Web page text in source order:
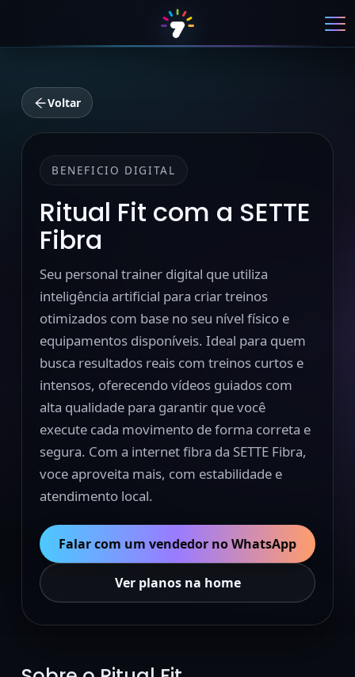
Voltar
BENEFICIO DIGITAL
Ritual Fit com a SETTE
Fibra
Seu personal trainer digital que utiliza
inteligência artificial para criar treinos
otimizados com base no seu nível físico e
equipamentos disponíveis. Ideal para quem
busca resultados reais com treinos curtos e
intensos, oferecendo vídeos guiados com
alta qualidade para garantir que você
execute cada movimento de forma correta e
segura. Com a internet fibra da SETTE Fibra,
voce aproveita mais, com estabilidade e
atendimento local.
Falar com um vendedor no WhatsApp
Ver planos na home